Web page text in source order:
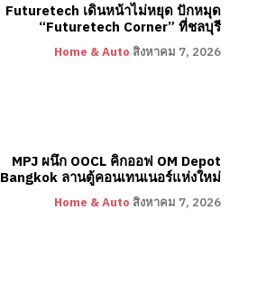
Futuretech เดินหน้าไม่หยุด ปักหมุด
“Futuretech Corner” ที่ชลบุรี
Home & Auto สิงหาคม 7, 2026
MPJ ผนึก OOCL คิกออฟ OM Depot
Bangkok ลานตู้คอนเทนเนอร์แห่งใหม่
Home & Auto สิงหาคม 7, 2026